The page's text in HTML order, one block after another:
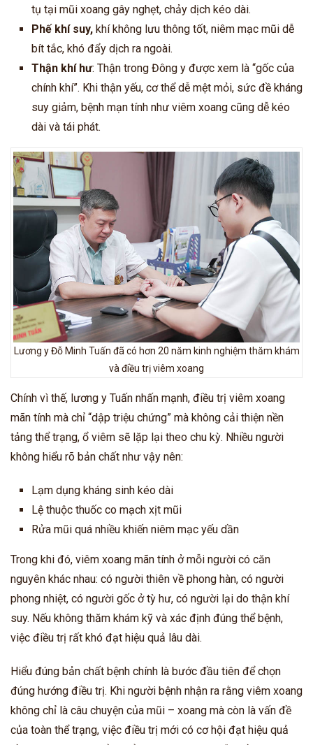
tụ tại mũi xoang gây nghẹt, chảy dịch kéo dài.
Phế khí suy, khí không lưu thông tốt, niêm mạc mũi dễ
bít tắc, khó đẩy dịch ra ngoài.
Thận khí hư: Thận trong Đông y được xem là “gốc của
chính khí”. Khi thận yếu, cơ thể dễ mệt mỏi, sức đề kháng
suy giảm, bệnh mạn tính như viêm xoang cũng dễ kéo
dài và tái phát.
Lương y Đỗ Minh Tuấn đã có hơn 20 năm kinh nghiệm thăm khám
và điều trị viêm xoang
Chính vì thế, lương y Tuấn nhấn mạnh, điều trị viêm xoang
mãn tính mà chỉ “dập triệu chứng” mà không cải thiện nền
tảng thể trạng, ổ viêm sẽ lặp lại theo chu kỳ. Nhiều người
không hiểu rõ bản chất như vậy nên:
Lạm dụng kháng sinh kéo dài
Lệ thuộc thuốc co mạch xịt mũi
Rửa mũi quá nhiều khiến niêm mạc yếu dần
Trong khi đó, viêm xoang mãn tính ở mỗi người có căn
nguyên khác nhau: có người thiên về phong hàn, có người
phong nhiệt, có người gốc ở tỳ hư, có người lại do thận khí
suy. Nếu không thăm khám kỹ và xác định đúng thể bệnh,
việc điều trị rất khó đạt hiệu quả lâu dài.
Hiểu đúng bản chất bệnh chính là bước đầu tiên để chọn
đúng hướng điều trị. Khi người bệnh nhận ra rằng viêm xoang
không chỉ là câu chuyện của mũi – xoang mà còn là vấn đề
của toàn thể trạng, việc điều trị mới có cơ hội đạt hiệu quả